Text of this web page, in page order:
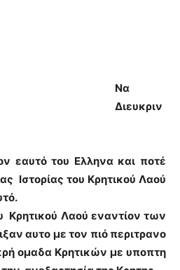
Να
Διευκριν
εαυτό του Ελληνα και ποτέ
Ιστορίας του Κρητικού Λαού
Κρητικού Λαού εναντίον των
αυτο με τον πιό περιτρανο
ομαδα Κρητικών με υποπτη